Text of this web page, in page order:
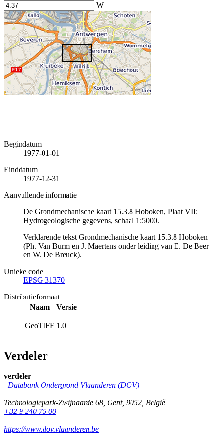
W
Begindatum
1977-01-01
Einddatum
1977-12-31
Aanvullende informatie
De Grondmechanische kaart 15.3.8 Hoboken, Plaat VII:
Hydrogeologische gegevens, schaal 1:5000.
Verklarende tekst Grondmechanische kaart 15.3.8 Hoboken
(Ph. Van Burm en J. Maertens onder leiding van E. De Beer
en W. De Breuck).
Unieke code
EPSG:31370
Distributieformaat
Naam
Versie
GeoTIFF 1.0
Verdeler
verdeler
Databank Ondergrond Vlaanderen (DOV)
Technologiepark-Zwijnaarde 68, Gent, 9052, België
+32 9 240 75 00
https://www.dov.vlaanderen.be